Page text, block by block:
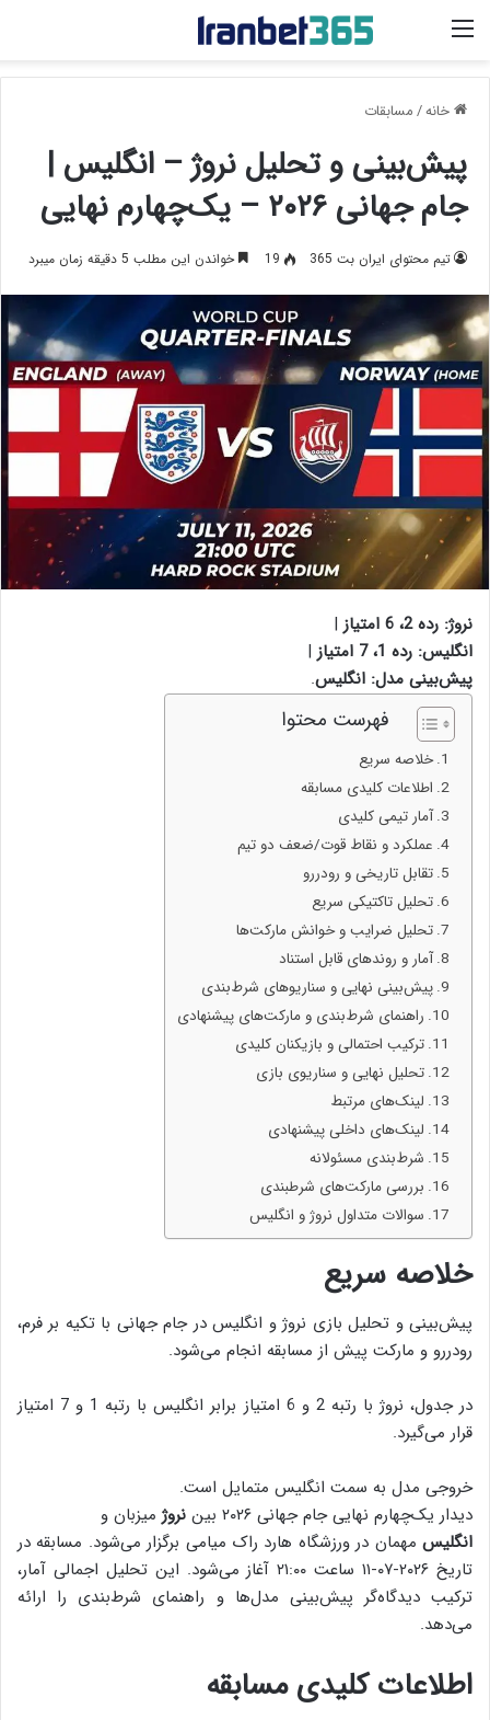
منو
خانه/مسابقات
پیش‌بینی و تحلیل نروژ – انگلیس |
جام جهانی ۲۰۲۶ – یک‌چهارم نهایی
تیم محتوای ایران بت 365 19 خواندن این مطلب 5 دقیقه زمان میبرد
نروژ: رده 2، 6 امتیاز
|
انگلیس: رده 1، 7 امتیاز
|
پیش‌بینی مدل: انگلیس.
فهرست محتوا
خلاصه سریع
اطلاعات کلیدی مسابقه
آمار تیمی کلیدی
عملکرد و نقاط قوت/ضعف دو تیم
تقابل تاریخی و رودررو
تحلیل تاکتیکی سریع
تحلیل ضرایب و خوانش مارکت‌ها
آمار و روندهای قابل استناد
پیش‌بینی نهایی و سناریوهای شرط‌بندی
راهنمای شرط‌بندی و مارکت‌های پیشنهادی
ترکیب احتمالی و بازیکنان کلیدی
تحلیل نهایی و سناریوی بازی
لینک‌های مرتبط
لینک‌های داخلی پیشنهادی
شرط‌بندی مسئولانه
بررسی مارکت‌های شرطبندی
سوالات متداول نروژ و انگلیس
خلاصه سریع
پیش‌بینی و تحلیل بازی نروژ و انگلیس در جام جهانی با تکیه بر فرم،
رودررو و مارکت پیش از مسابقه انجام می‌شود.
در جدول، نروژ با رتبه 2 و 6 امتیاز برابر انگلیس با رتبه 1 و 7 امتیاز
قرار می‌گیرد.
خروجی مدل به سمت انگلیس متمایل است.
دیدار یک‌چهارم نهایی جام جهانی ۲۰۲۶ بین
نروژمیزبان و
انگلیس مهمان در ورزشگاه هارد راک میامی برگزار می‌شود. مسابقه در
تاریخ ۲۰۲۶-۰۷-۱۱ ساعت ۲۱:۰۰
آغاز می‌شود. این تحلیل اجمالی آمار،
ترکیب دیدگاه‌گر پیش‌بینی مدل‌ها و راهنمای شرط‌بندی را ارائه
می‌دهد.
اطلاعات کلیدی مسابقه